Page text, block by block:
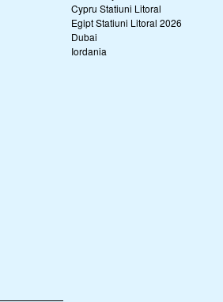
Cypru Statiuni Litoral
Egipt Statiuni Litoral 2026
Dubai
Iordania